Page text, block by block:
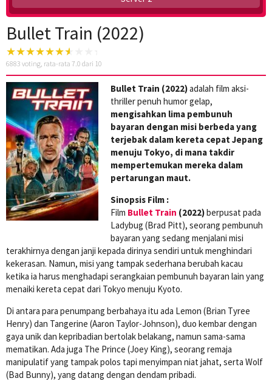
Bullet Train (2022)
6883 voting, rata-rata 7.0 dari 10
Bullet Train (2022)adalah film aksi-
thriller penuh humor gelap,
mengisahkan lima pembunuh
bayaran dengan misi berbeda yang
terjebak dalam kereta cepat Jepang
menuju Tokyo, di mana takdir
mempertemukan mereka dalam
pertarungan maut.
Sinopsis Film :
Film Bullet Train (2022)berpusat pada
Ladybug (Brad Pitt), seorang pembunuh
bayaran yang sedang menjalani misi
terakhirnya dengan janji kepada dirinya sendiri untuk menghindari
kekerasan. Namun, misi yang tampak sederhana berubah kacau
ketika ia harus menghadapi serangkaian pembunuh bayaran lain yang
menaiki kereta cepat dari Tokyo menuju Kyoto.
Di antara para penumpang berbahaya itu ada Lemon (Brian Tyree
Henry) dan Tangerine (Aaron Taylor-Johnson), duo kembar dengan
gaya unik dan kepribadian bertolak belakang, namun sama-sama
mematikan. Ada juga The Prince (Joey King), seorang remaja
manipulatif yang tampak polos tapi menyimpan niat jahat, serta Wolf
(Bad Bunny), yang datang dengan dendam pribadi.